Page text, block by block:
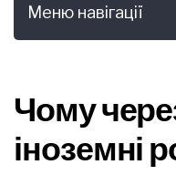
Меню навігації
Чому
іноземні